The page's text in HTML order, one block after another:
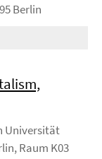
Berlin
Universität
Raum K03